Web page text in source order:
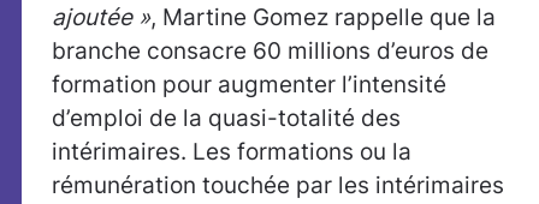
ajoutée », Martine Gomez rappelle que la
branche consacre 60 millions d’euros de
formation pour augmenter l’intensité
d’emploi de la quasi-totalité des
intérimaires. Les formations ou la
rémunération touchée par les intérimaires